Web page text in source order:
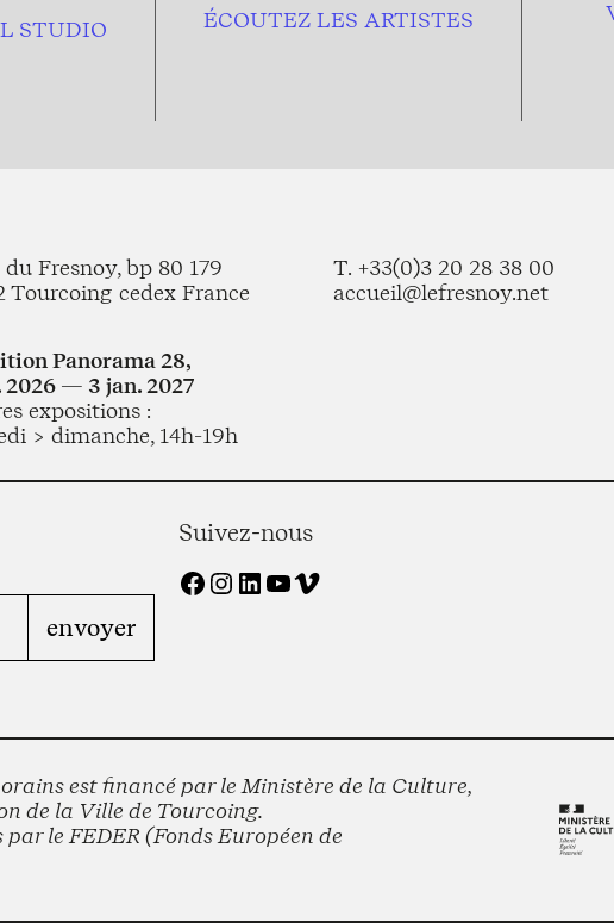
STUDIO ÉCOUTEZ LES ARTISTES
du Fresnoy, bp 80 179
Tourcoing cedex France
T. +33(0)3 20 28 38 00
accueil@lefresnoy.net
Panorama 28,
2026 — 3 jan. 2027
expositions :
> dimanche, 14h-19h
Suivez-nous
Facebook Instagram LinkedIn YouTube Vimeo
est financé par le Ministère de la Culture,
de la Ville de Tourcoing.
le FEDER (Fonds Européen de